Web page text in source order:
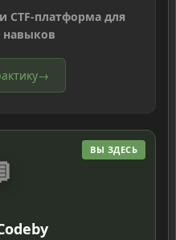
CTF-платформа для
навыков
→
ВЫ ЗДЕСЬ